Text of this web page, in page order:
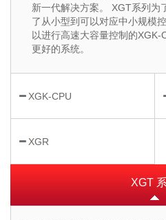
新一代解决方案。 XGT系列为
了从小型到可以对应中小规模
以进行高速大容量控制的XGK-
更好的系统。
XGK-CPU
XGR
XGT